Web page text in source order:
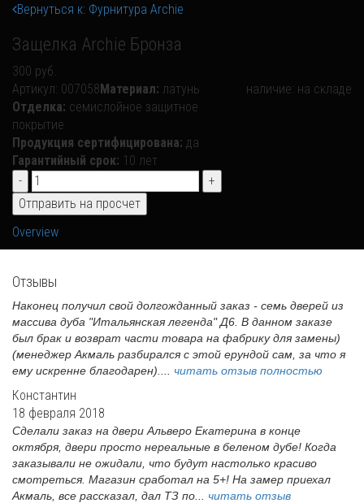
Вернуться к: Фурнитура Archie
Защелка Archie Бронза
300 руб.
наличие: на складе
Артикул: 007058Материал: латунь
Отделка: семислойное защитное
покрытие
Продукция сертифицирована: да
Гарантийный срок: 10 лет
Overview
Отзывы
Наконец получил свой долгожданный заказ - семь дверей из
массива дуба "Итальянская легенда" Д6. В данном заказе
был брак и возврат части товара на фабрику для замены)
(менеджер Акмаль разбирался с этой ерундой сам, за что я
ему искренне благодарен).... читать отзыв полностью
Константин
18 февраля 2018
Сделали заказ на двери Альверо Екатерина в конце
октября, двери просто нереальные в беленом дубе! Когда
заказывали не ожидали, что будут настолько красиво
смотреться. Магазин сработал на 5+! На замер приехал
Акмаль, все рассказал, дал ТЗ по... читать отзыв